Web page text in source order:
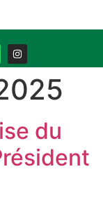
du